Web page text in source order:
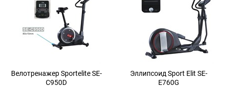
Велотренажер Sportelite SE-
C950D
Эллипсоид Sport Elit SE-
E760G